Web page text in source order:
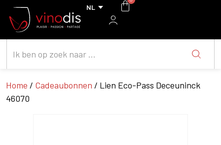
Home / Cadeaubonnen / Lien Eco-Pass Deceuninck
46070